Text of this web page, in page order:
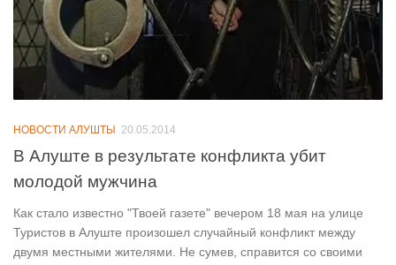
НОВОСТИ АЛУШТЫ 20.05.2014
В Алуште в результате конфликта убит
молодой мужчина
Как стало известно "Твоей газете" вечером 18 мая на улице
Туристов в Алуште произошел случайный конфликт между
двумя местными жителями. Не сумев, справится со своими